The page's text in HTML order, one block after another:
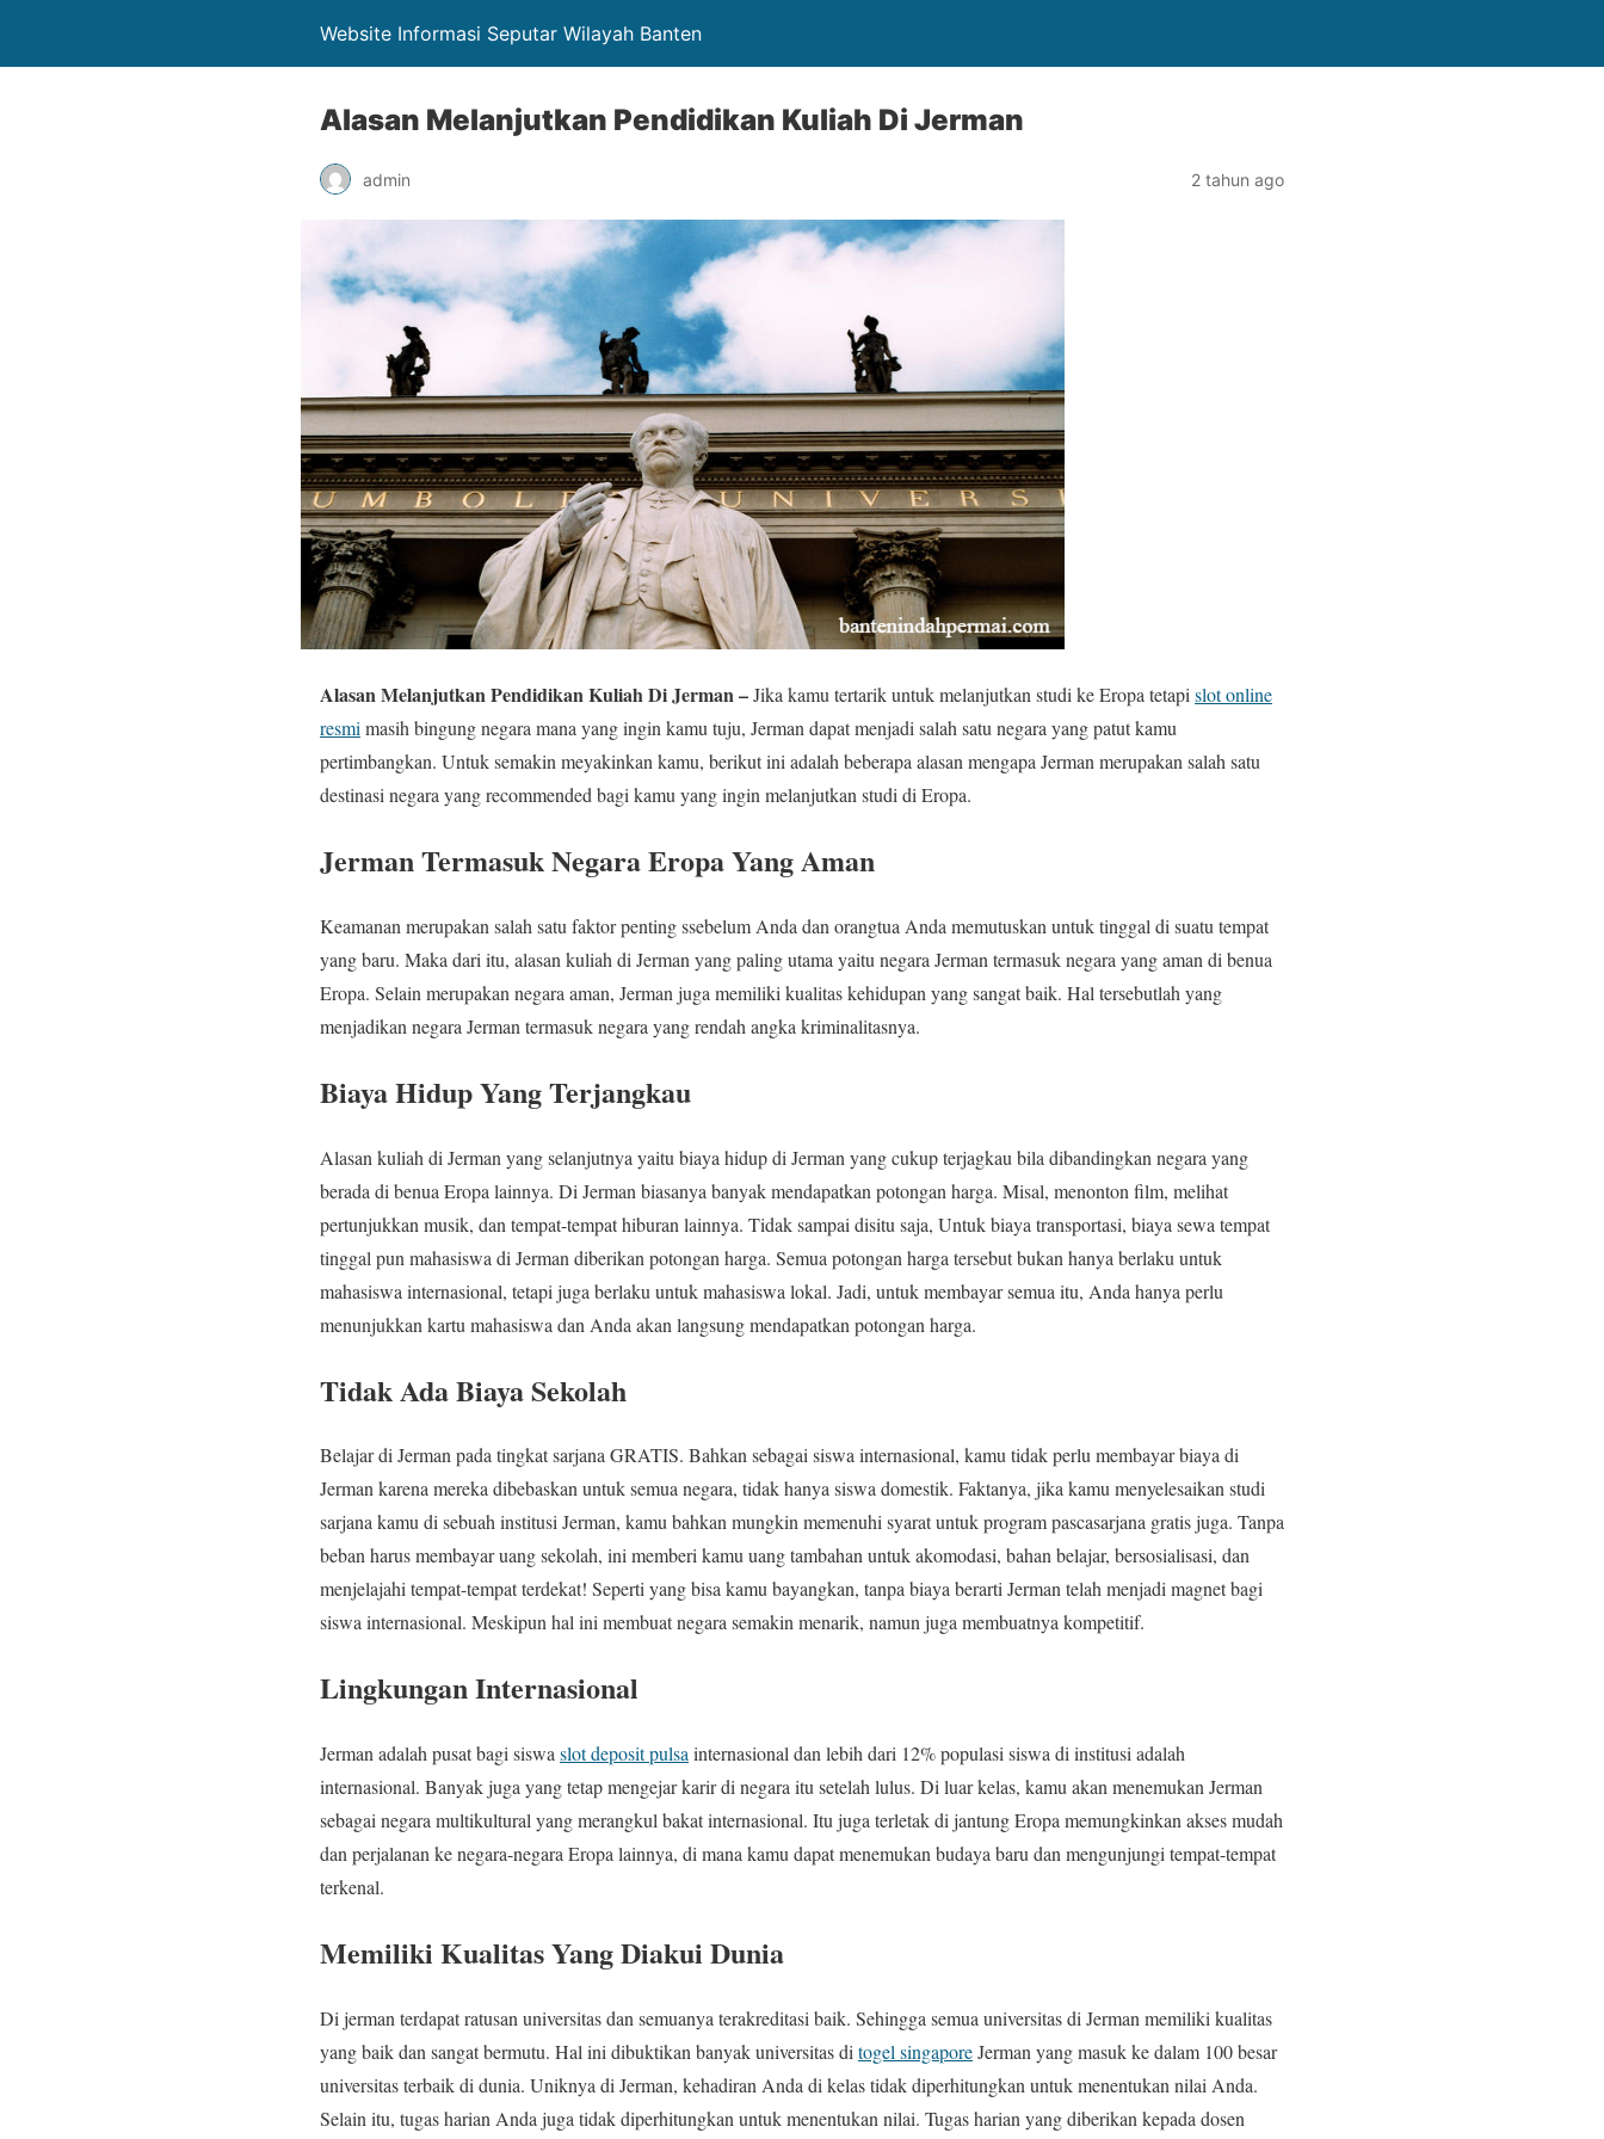
Website Informasi Seputar Wilayah Banten
Alasan Melanjutkan Pendidikan Kuliah Di Jerman
admin 2 tahun ago
Alasan Melanjutkan Pendidikan Kuliah Di Jerman –Jika kamu tertarik untuk melanjutkan studi ke Eropa tetapi slot online
resmi masih bingung negara mana yang ingin kamu tuju, Jerman dapat menjadi salah satu negara yang patut kamu
pertimbangkan. Untuk semakin meyakinkan kamu, berikut ini adalah beberapa alasan mengapa Jerman merupakan salah satu
destinasi negara yang recommended bagi kamu yang ingin melanjutkan studi di Eropa.
Jerman Termasuk Negara Eropa Yang Aman
Keamanan merupakan salah satu faktor penting ssebelum Anda dan orangtua Anda memutuskan untuk tinggal di suatu tempat
yang baru. Maka dari itu, alasan kuliah di Jerman yang paling utama yaitu negara Jerman termasuk negara yang aman di benua
Eropa. Selain merupakan negara aman, Jerman juga memiliki kualitas kehidupan yang sangat baik. Hal tersebutlah yang
menjadikan negara Jerman termasuk negara yang rendah angka kriminalitasnya.
Biaya Hidup Yang Terjangkau
Alasan kuliah di Jerman yang selanjutnya yaitu biaya hidup di Jerman yang cukup terjagkau bila dibandingkan negara yang
berada di benua Eropa lainnya. Di Jerman biasanya banyak mendapatkan potongan harga. Misal, menonton film, melihat
pertunjukkan musik, dan tempat-tempat hiburan lainnya. Tidak sampai disitu saja, Untuk biaya transportasi, biaya sewa tempat
tinggal pun mahasiswa di Jerman diberikan potongan harga. Semua potongan harga tersebut bukan hanya berlaku untuk
mahasiswa internasional, tetapi juga berlaku untuk mahasiswa lokal. Jadi, untuk membayar semua itu, Anda hanya perlu
menunjukkan kartu mahasiswa dan Anda akan langsung mendapatkan potongan harga.
Tidak Ada Biaya Sekolah
Belajar di Jerman pada tingkat sarjana GRATIS. Bahkan sebagai siswa internasional, kamu tidak perlu membayar biaya di
Jerman karena mereka dibebaskan untuk semua negara, tidak hanya siswa domestik. Faktanya, jika kamu menyelesaikan studi
sarjana kamu di sebuah institusi Jerman, kamu bahkan mungkin memenuhi syarat untuk program pascasarjana gratis juga. Tanpa
beban harus membayar uang sekolah, ini memberi kamu uang tambahan untuk akomodasi, bahan belajar, bersosialisasi, dan
menjelajahi tempat-tempat terdekat! Seperti yang bisa kamu bayangkan, tanpa biaya berarti Jerman telah menjadi magnet bagi
siswa internasional. Meskipun hal ini membuat negara semakin menarik, namun juga membuatnya kompetitif.
Lingkungan Internasional
Jerman adalah pusat bagi siswaslot deposit pulsainternasional dan lebih dari 12% populasi siswa di institusi adalah
internasional. Banyak juga yang tetap mengejar karir di negara itu setelah lulus. Di luar kelas, kamu akan menemukan Jerman
sebagai negara multikultural yang merangkul bakat internasional. Itu juga terletak di jantung Eropa memungkinkan akses mudah
dan perjalanan ke negara-negara Eropa lainnya, di mana kamu dapat menemukan budaya baru dan mengunjungi tempat-tempat
terkenal.
Memiliki Kualitas Yang Diakui Dunia
Di jerman terdapat ratusan universitas dan semuanya terakreditasi baik. Sehingga semua universitas di Jerman memiliki kualitas
yang baik dan sangat bermutu. Hal ini dibuktikan banyak universitas di togel singaporeJerman yang masuk ke dalam 100 besar
universitas terbaik di dunia. Uniknya di Jerman, kehadiran Anda di kelas tidak diperhitungkan untuk menentukan nilai Anda.
Selain itu, tugas harian Anda juga tidak diperhitungkan untuk menentukan nilai. Tugas harian yang diberikan kepada dosen